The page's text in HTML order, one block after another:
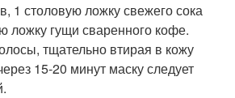
1 столовую ложку свежего сока
ложку гущи сваренного кофе.
тщательно втирая в кожу
15-20 минут маску следует